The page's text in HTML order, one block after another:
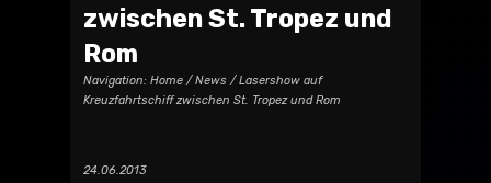
zwischen St. Tropez und
Rom
Navigation: Home /News / Lasershow auf
Kreuzfahrtschiff zwischen St. Tropez und Rom
24.06.2013